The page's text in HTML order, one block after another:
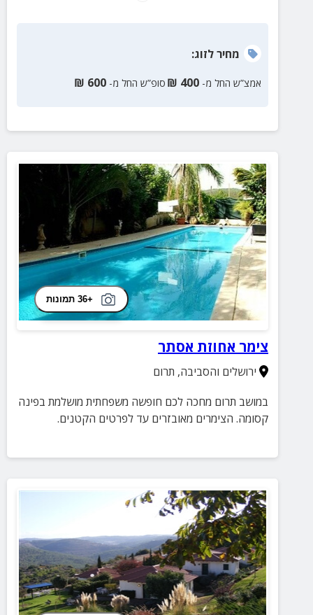
מחירלזוג:
אמצ”ש החל מ- 400
₪ סופ”ש החל מ- 600
₪
+36 תמונות
צימר אחוזת אסתר
ירושלים והסביבה, תרום
במושב תרום מחכה לכם חופשה משפחתית מושלמת בפינה
קסומה. הצימרים מאובזרים עד לפרטים הקטנים.